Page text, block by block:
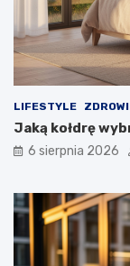
t
k
o
s
m
o
u
w
i
d
d
e
s
z
c
z
LIFESTYLE
Jaką kołdrę
6 sierpnia 2026